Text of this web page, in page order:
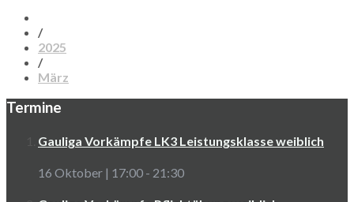
/
2025
/
März
Termine
Gauliga Vorkämpfe LK3 Leistungsklasse weiblich
16 Oktober | 17:00 - 21:30